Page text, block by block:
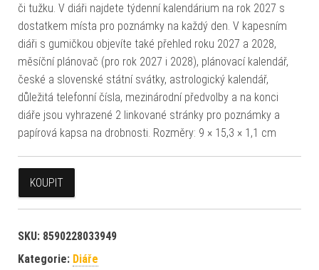
či tužku. V diáři najdete týdenní kalendárium na rok 2027 s
dostatkem místa pro poznámky na každý den. V kapesním
diáři s gumičkou objevíte také přehled roku 2027 a 2028,
měsíční plánovač (pro rok 2027 i 2028), plánovací kalendář,
české a slovenské státní svátky, astrologický kalendář,
důležitá telefonní čísla, mezinárodní předvolby a na konci
diáře jsou vyhrazené 2 linkované stránky pro poznámky a
papírová kapsa na drobnosti. Rozměry: 9 × 15,3 × 1,1 cm
KOUPIT
SKU: 8590228033949
Kategorie: Diáře